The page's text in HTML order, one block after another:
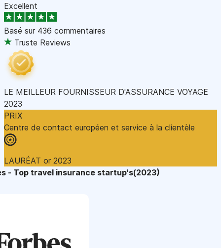
Excellent
Basé sur 436 commentaires
Truste Reviews
LE MEILLEUR FOURNISSEUR D'ASSURANCE VOYAGE
2023
PRIX
Centre de contact européen et service à la clientèle
LAURÉAT or 2023
- Top travel insurance startup's(2023)